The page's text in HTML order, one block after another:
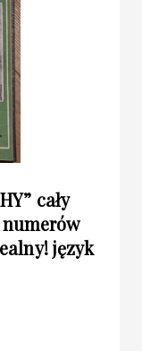
cały
numerów
język